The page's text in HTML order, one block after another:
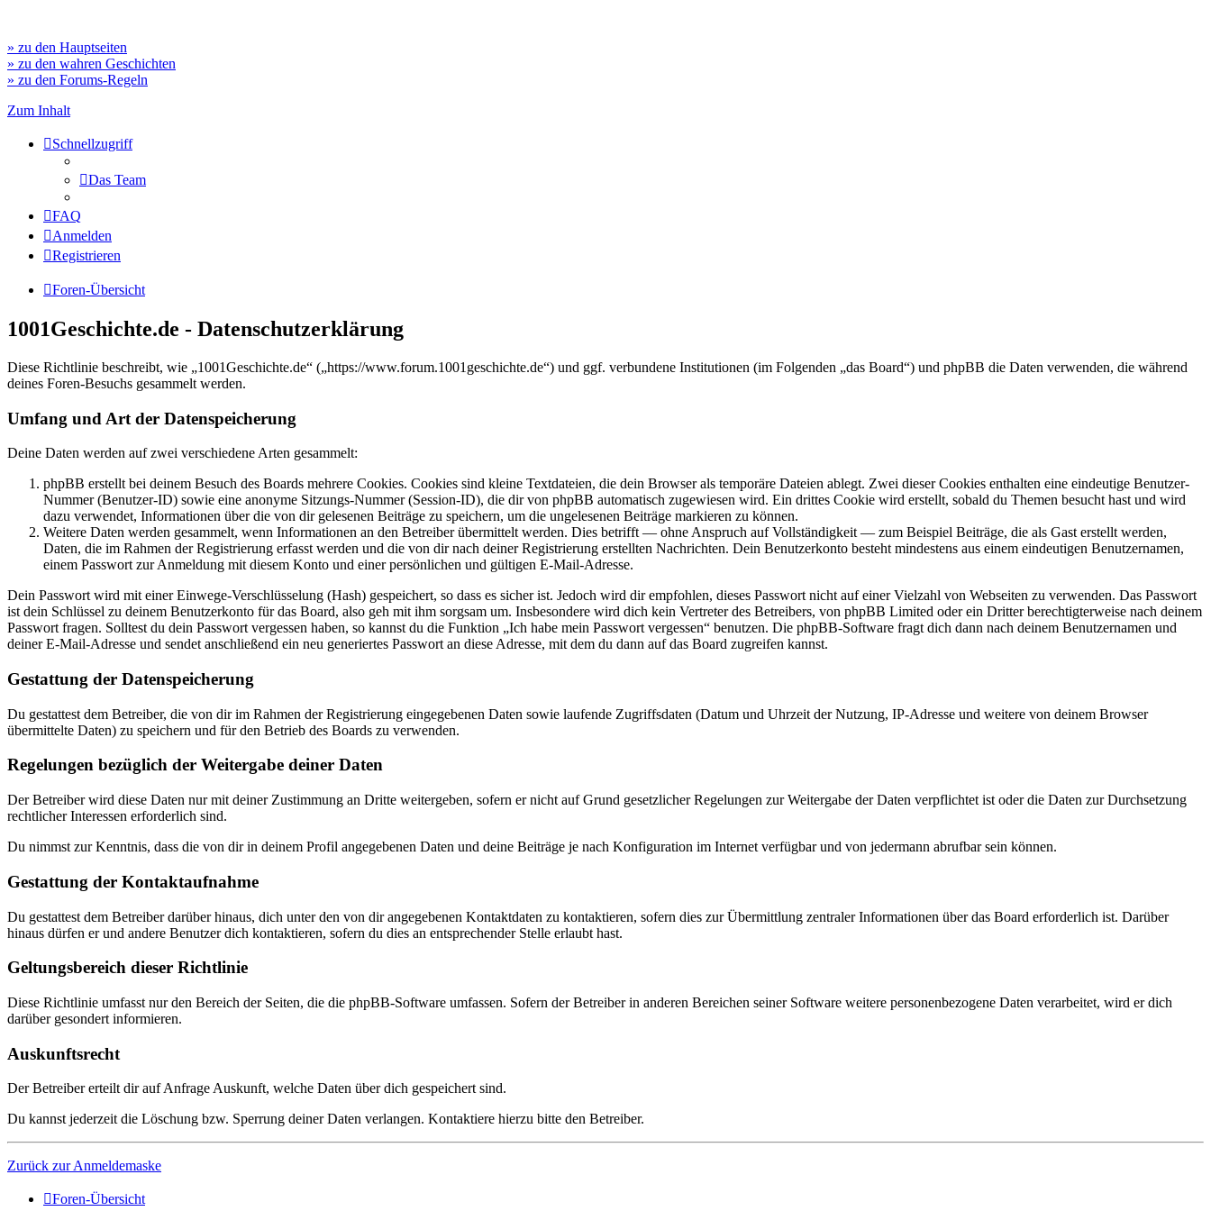
» zu den Hauptseiten
» zu den wahren Geschichten
» zu den Forums-Regeln
Zum Inhalt
Schnellzugriff
Das Team
FAQ
Anmelden
Registrieren
Foren-Übersicht
1001Geschichte.de - Datenschutzerklärung
Diese Richtlinie beschreibt, wie „1001Geschichte.de“ („https://www.forum.1001geschichte.de“) und ggf. verbundene Institutionen (im Folgenden „das Board“) und phpBB die Daten verwenden, die während
deines Foren-Besuchs gesammelt werden.
Umfang und Art der Datenspeicherung
Deine Daten werden auf zwei verschiedene Arten gesammelt:
phpBB erstellt bei deinem Besuch des Boards mehrere Cookies. Cookies sind kleine Textdateien, die dein Browser als temporäre Dateien ablegt. Zwei dieser Cookies enthalten eine eindeutige Benutzer-
Nummer (Benutzer-ID) sowie eine anonyme Sitzungs-Nummer (Session-ID), die dir von phpBB automatisch zugewiesen wird. Ein drittes Cookie wird erstellt, sobald du Themen besucht hast und wird
dazu verwendet, Informationen über die von dir gelesenen Beiträge zu speichern, um die ungelesenen Beiträge markieren zu können.
Weitere Daten werden gesammelt, wenn Informationen an den Betreiber übermittelt werden. Dies betrifft — ohne Anspruch auf Vollständigkeit — zum Beispiel Beiträge, die als Gast erstellt werden,
Daten, die im Rahmen der Registrierung erfasst werden und die von dir nach deiner Registrierung erstellten Nachrichten. Dein Benutzerkonto besteht mindestens aus einem eindeutigen Benutzernamen,
einem Passwort zur Anmeldung mit diesem Konto und einer persönlichen und gültigen E-Mail-Adresse.
Dein Passwort wird mit einer Einwege-Verschlüsselung (Hash) gespeichert, so dass es sicher ist. Jedoch wird dir empfohlen, dieses Passwort nicht auf einer Vielzahl von Webseiten zu verwenden. Das Passwort
ist dein Schlüssel zu deinem Benutzerkonto für das Board, also geh mit ihm sorgsam um. Insbesondere wird dich kein Vertreter des Betreibers, von phpBB Limited oder ein Dritter berechtigterweise nach deinem
Passwort fragen. Solltest du dein Passwort vergessen haben, so kannst du die Funktion „Ich habe mein Passwort vergessen“ benutzen. Die phpBB-Software fragt dich dann nach deinem Benutzernamen und
deiner E-Mail-Adresse und sendet anschließend ein neu generiertes Passwort an diese Adresse, mit dem du dann auf das Board zugreifen kannst.
Gestattung der Datenspeicherung
Du gestattest dem Betreiber, die von dir im Rahmen der Registrierung eingegebenen Daten sowie laufende Zugriffsdaten (Datum und Uhrzeit der Nutzung, IP-Adresse und weitere von deinem Browser
übermittelte Daten) zu speichern und für den Betrieb des Boards zu verwenden.
Regelungen bezüglich der Weitergabe deiner Daten
Der Betreiber wird diese Daten nur mit deiner Zustimmung an Dritte weitergeben, sofern er nicht auf Grund gesetzlicher Regelungen zur Weitergabe der Daten verpflichtet ist oder die Daten zur Durchsetzung
rechtlicher Interessen erforderlich sind.
Du nimmst zur Kenntnis, dass die von dir in deinem Profil angegebenen Daten und deine Beiträge je nach Konfiguration im Internet verfügbar und von jedermann abrufbar sein können.
Gestattung der Kontaktaufnahme
Du gestattest dem Betreiber darüber hinaus, dich unter den von dir angegebenen Kontaktdaten zu kontaktieren, sofern dies zur Übermittlung zentraler Informationen über das Board erforderlich ist. Darüber
hinaus dürfen er und andere Benutzer dich kontaktieren, sofern du dies an entsprechender Stelle erlaubt hast.
Geltungsbereich dieser Richtlinie
Diese Richtlinie umfasst nur den Bereich der Seiten, die die phpBB-Software umfassen. Sofern der Betreiber in anderen Bereichen seiner Software weitere personenbezogene Daten verarbeitet, wird er dich
darüber gesondert informieren.
Auskunftsrecht
Der Betreiber erteilt dir auf Anfrage Auskunft, welche Daten über dich gespeichert sind.
Du kannst jederzeit die Löschung bzw. Sperrung deiner Daten verlangen. Kontaktiere hierzu bitte den Betreiber.
Zurück zur Anmeldemaske
Foren-Übersicht